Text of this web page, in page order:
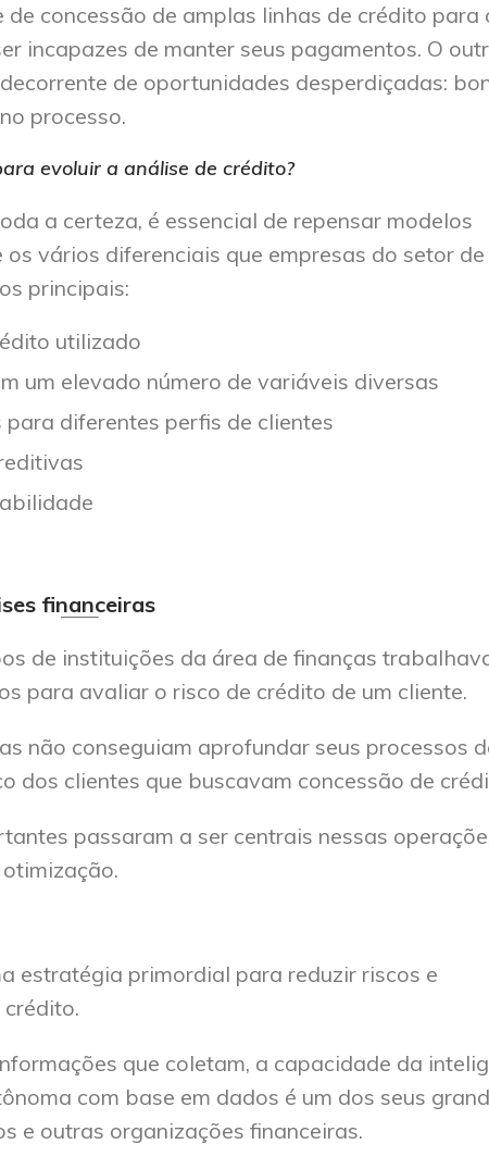
concessão de amplas linhas de crédito para
incapazes de manter seus pagamentos. O
de oportunidades desperdiçadas:
processo.
evoluir a análise de crédito?
a certeza, é essencial de repensar modelos
vários diferenciais que empresas do setor de
principais:
utilizado
um elevado número de variáveis diversas
diferentes perfis de clientes
financeiras
de instituições da área de finanças
para avaliar o risco de crédito de um cliente.
não conseguiam aprofundar seus processos
dos clientes que buscavam concessão de
passaram a ser centrais nessas
estratégia primordial para reduzir riscos e
que coletam, a capacidade da
com base em dados é um dos seus
e outras organizações financeiras.